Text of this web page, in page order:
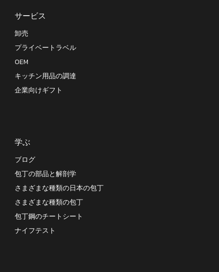
サービス
卸売
プライベートラベル
OEM
キッチン用品の調達
企業向けギフト
学ぶ
ブログ
包丁の部品と解剖学
さまざまな種類の日本の包丁
さまざまな種類の包丁
包丁鋼のチートシート
ナイフテスト